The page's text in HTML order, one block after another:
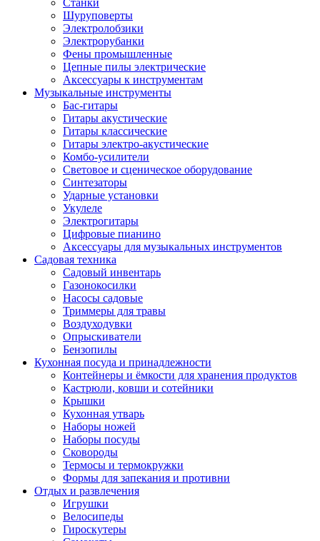
Шуруповерты
Электролобзики
Электрорубанки
Фены промышленные
Цепные пилы электрические
Аксессуары к инструментам
Музыкальные инструменты
Бас-гитары
Гитары акустические
Гитары классические
Гитары электро-акустические
Комбо-усилители
Световое и сценическое оборудование
Синтезаторы
Ударные установки
Укулеле
Электрогитары
Цифровые пианино
Аксессуары для музыкальных инструментов
Садовая техника
Садовый инвентарь
Газонокосилки
Насосы садовые
Триммеры для травы
Воздуходувки
Опрыскиватели
Бензопилы
Кухонная посуда и принадлежности
Контейнеры и ёмкости для хранения продуктов
Кастрюли, ковши и сотейники
Крышки
Кухонная утварь
Наборы ножей
Наборы посуды
Сковороды
Термосы и термокружки
Формы для запекания и противни
Отдых и развлечения
Игрушки
Велосипеды
Гироскутеры